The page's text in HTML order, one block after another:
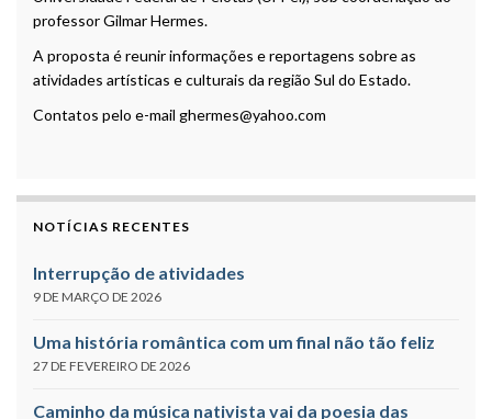
professor Gilmar Hermes.
A proposta é reunir informações e reportagens sobre as
atividades artísticas e culturais da região Sul do Estado.
Contatos pelo e-mail ghermes@yahoo.com
NOTÍCIAS RECENTES
Interrupção de atividades
9 DE MARÇO DE 2026
Uma história romântica com um final não tão feliz
27 DE FEVEREIRO DE 2026
Caminho da música nativista vai da poesia das